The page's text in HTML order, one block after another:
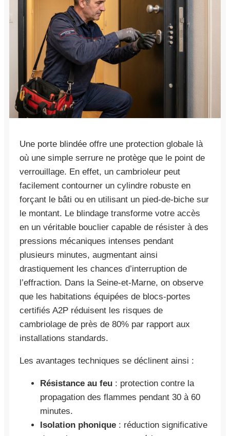
Une porte blindée offre une protection globale là
où une simple serrure ne protège que le point de
verrouillage. En effet, un cambrioleur peut
facilement contourner un cylindre robuste en
forçant le bâti ou en utilisant un pied-de-biche sur
le montant. Le blindage transforme votre accès
en un véritable bouclier capable de résister à des
pressions mécaniques intenses pendant
plusieurs minutes, augmentant ainsi
drastiquement les chances d’interruption de
l’effraction. Dans la Seine-et-Marne, on observe
que les habitations équipées de blocs-portes
certifiés A2P réduisent les risques de
cambriolage de près de 80% par rapport aux
installations standards.
Les avantages techniques se déclinent ainsi :
Résistance au feu : protection contre la
propagation des flammes pendant 30 à 60
minutes.
Isolation phonique : réduction significative